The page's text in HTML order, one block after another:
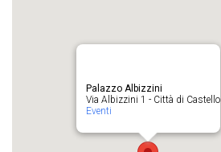
Palazzo Albizzini
Via Albizzini 1 - Città di Castello
Eventi